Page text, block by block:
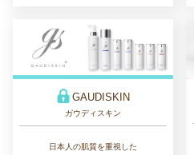
GAUDISKIN
ガウディスキン
日本人の肌質を重視した